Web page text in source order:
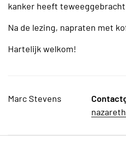
kanker heeft
Na de lezing, napraten met
Hartelijk welkom!
Marc Stevens